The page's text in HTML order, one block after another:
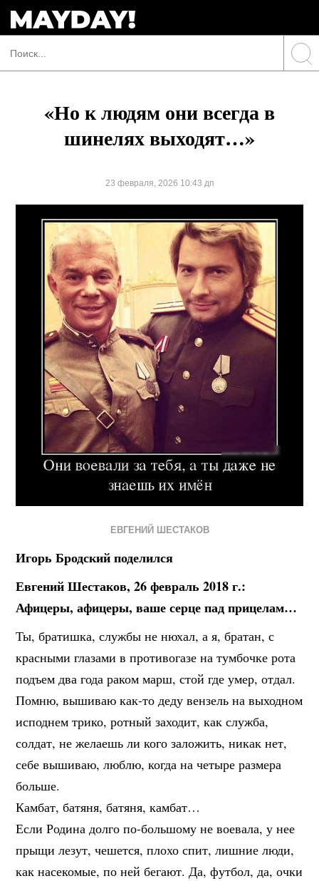
«Но к людям они всегда в
шинелях выходят…»
23 февраля, 2026 10:43 дп
ЕВГЕНИЙ ШЕСТАКОВ
Игорь Бродский поделился
Евгений Шестаков, 26 февраль 2018 г.:
Афицеры, афицеры, ваше серце пад прицелам…
Ты, братишка, службы не нюхал, а я, братан, с
красными глазами в противогазе на тумбочке рота
подъем два года раком марш, стой где умер, отдал.
Помню, вышиваю как-то деду вензель на выходном
исподнем трико, ротный заходит, как служба,
солдат, не желаешь ли кого заложить, никак нет,
себе вышиваю, люблю, когда на четыре размера
больше.
Камбат, батяня, батяня, камбат…
Если Родина долго по-большому не воевала, у нее
прыщи лезут, чешется, плохо спит, лишние люди,
как насекомые, по ней бегают. Да, футбол, да, очки